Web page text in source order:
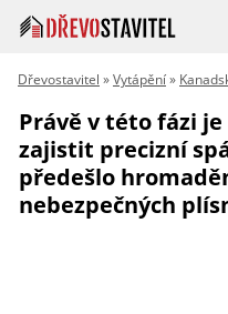
Dřevostavitel »Vytápění»
Právě v této fázi
zajistit precizní
předešlo
nebezpečných